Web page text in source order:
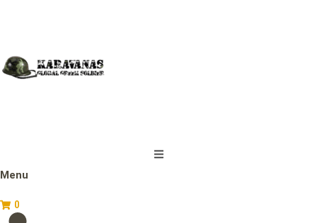
Menu
0